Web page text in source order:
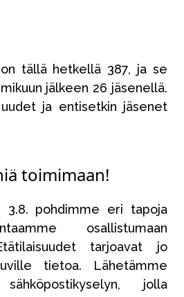
tällä hetkellä 387, ja se
jälkeen 26 jäsenellä.
ja entisetkin jäsenet
toimimaan!
3.8. pohdimme eri tapoja
osallistumaan
tarjoavat jo
tietoa. Lähetämme
jolla